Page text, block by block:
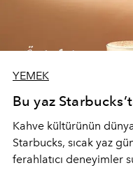
YEMEK
Bu yaz
Kahve kültürünün
Starbucks, sıcak yaz
ferahlatıcı deneyimler